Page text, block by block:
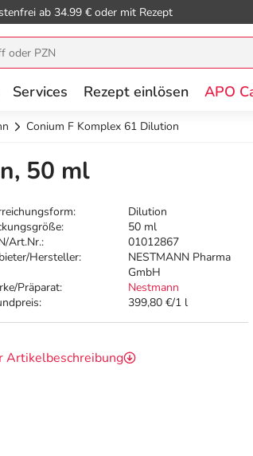
ab 34.99 € oder mit Rezept
Services Rezept einlösen APO
Conium F Komplex 61 Dilution
50 ml
Dilution
50 ml
Art.Nr.:
01012867
Hersteller:
NESTMANN Pharma
GmbH
Präparat:
Nestmann
399,80 €/1 l
Artikelbeschreibung